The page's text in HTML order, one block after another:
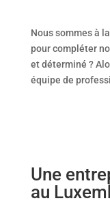
Nous sommes à
pour compléter
et déterminé ?
équipe de
Une
au